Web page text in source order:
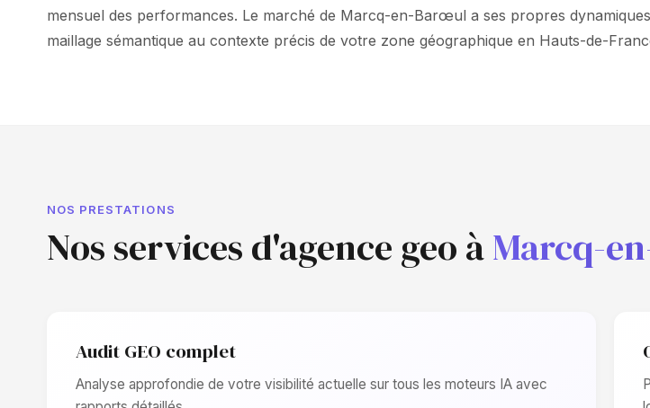
mensuel des performances. Le marché de Marcq-en-Barœul a ses propres
maillage sémantique au contexte précis de votre zone géographique en Hauts-de-
NOS PRESTATIONS
Nos services d'agence geo àMarcq-
Audit GEO complet
Analyse approfondie de votre visibilité actuelle sur tous les moteurs IA avec